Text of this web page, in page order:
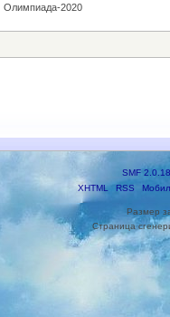
Олимпиада-2020
SMF 2.0.18
XHTML
RSS
Размер
Страница